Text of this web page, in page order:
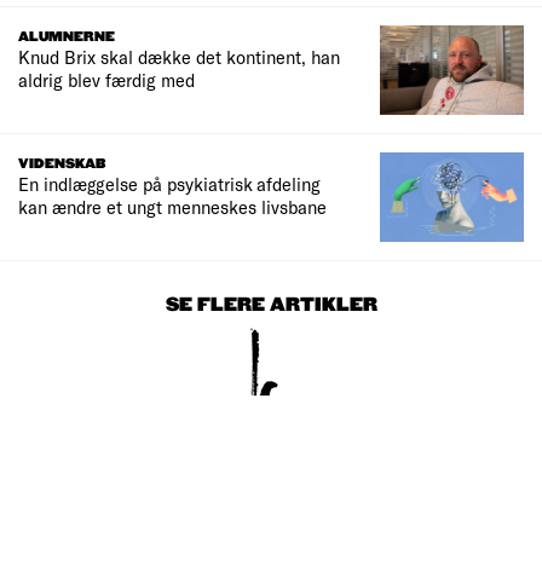
ALUMNERNE
Knud Brix skal dække det kontinent, han
aldrig blev færdig med
VIDENSKAB
En indlæggelse på psykiatrisk afdeling
kan ændre et ungt menneskes livsbane
SE FLERE ARTIKLER